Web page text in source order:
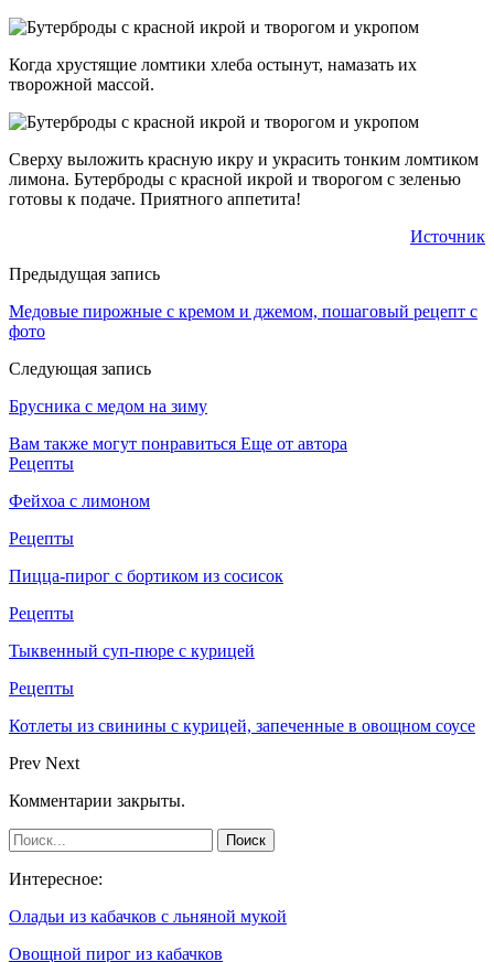
Когда хрустящие ломтики хлеба остынут, намазать их
творожной массой.
Сверху выложить красную икру и украсить тонким ломтиком
лимона. Бутерброды с красной икрой и творогом с зеленью
готовы к подаче. Приятного аппетита!
Источник
Предыдущая запись
Медовые пирожные с кремом и джемом, пошаговый рецепт с
фото
Следующая запись
Брусника с медом на зиму
Вам также могут понравиться Еще от автора
Рецепты
Фейхоа с лимоном
Рецепты
Пицца-пирог с бортиком из сосисок
Рецепты
Тыквенный суп-пюре с курицей
Рецепты
Котлеты из свинины с курицей, запеченные в овощном соусе
Prev Next
Комментарии закрыты.
Интересное:
Оладьи из кабачков с льняной мукой
Овощной пирог из кабачков